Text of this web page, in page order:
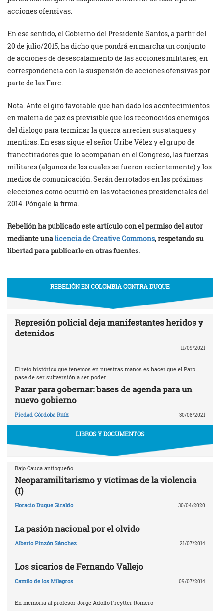
acciones ofensivas.
En ese sentido, el Gobierno del Presidente Santos, a partir del
20 de julio/2015, ha dicho que pondrá en marcha un conjunto
de acciones de desescalamiento de las acciones militares, en
correspondencia con la suspensión de acciones ofensivas por
parte de las Farc.
Nota. Ante el giro favorable que han dado los acontecimientos
en materia de paz es previsible que los reconocidos enemigos
del dialogo para terminar la guerra arrecien sus ataques y
mentiras. En esas sigue el señor Uribe Vélez y el grupo de
francotiradores que lo acompañan en el Congreso, las fuerzas
militares (algunos de los cuales se fueron recientemente) y los
medios de comunicación. Serán derrotados en las próximas
elecciones como ocurrió en las votaciones presidenciales del
2014. Póngale la firma.
Rebelión ha publicado este artículo con el permiso del autor
mediante unalicencia de Creative Commons, respetando su
libertad para publicarlo en otras fuentes.
REBELIÓN EN COLOMBIA CONTRA DUQUE
Represión policial deja manifestantes heridos y
detenidos
11/09/2021
El reto histórico que tenemos en nuestras manos es hacer que el Paro
pase de ser subversión a ser poder
Parar para gobernar: bases de agenda para un
nuevo gobierno
Piedad Córdoba Ruíz 30/08/2021
LIBROS Y DOCUMENTOS
Bajo Cauca antioqueño
Neoparamilitarismo y víctimas de la violencia
(I)
Horacio Duque Giraldo 30/04/2020
La pasión nacional por el olvido
Alberto Pinzón Sánchez 21/07/2014
Los sicarios de Fernando Vallejo
Camilo de los Milagros 09/07/2014
En memoria al profesor Jorge Adolfo Freytter Romero